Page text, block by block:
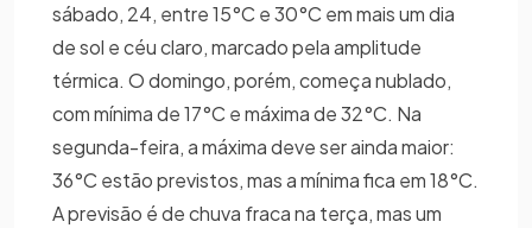
sábado, 24, entre 15°C e 30°C em mais um dia
de sol e céu claro, marcado pela amplitude
térmica. O domingo, porém, começa nublado,
com mínima de 17°C e máxima de 32°C. Na
segunda-feira, a máxima deve ser ainda maior:
36°C estão previstos, mas a mínima fica em 18°C.
A previsão é de chuva fraca na terça, mas um